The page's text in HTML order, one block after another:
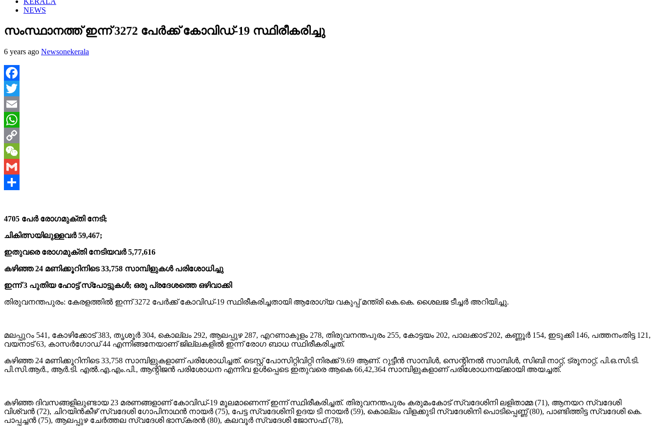
NEWS
സംസ്ഥാനത്ത് ഇന്ന് 3272 പേര്‍ക്ക് കോവിഡ്-19 സ്ഥിരീകരിച്ചു
6 years ago Newsonekerala
Facebook
Twitter
Email
WhatsApp
Copy
Link
WeChat
Gmail
4705 പേര്‍ രോഗമുക്തി നേടി;
ചികിത്സയിലുള്ളവര്‍ 59,467;
ഇതുവരെ രോഗമുക്തി നേടിയവര്‍ 5,77,616
കഴിഞ്ഞ 24 മണിക്കൂറിനിടെ 33,758 സാമ്പിളുകള്‍ പരിശോധിച്ചു
ഇന്ന് 3 പുതിയ ഹോട്ട് സ്‌പോട്ടുകള്‍; ഒരു പ്രദേശത്തെ ഒഴിവാക്കി
തിരുവനന്തപുരം: കേരളത്തില്‍ ഇന്ന് 3272 പേര്‍ക്ക് കോവിഡ്-19 സ്ഥിരീകരിച്ചതായി ആരോഗ്യ വകുപ്പ് മന്ത്രി കെ.കെ. ശൈലജ ടീച്ചര്‍ അറിയിച്ചു.
മലപ്പുറം 541, കോഴിക്കോട് 383, തൃശൂര്‍ 304, കൊല്ലം 292, ആലപ്പുഴ 287, എറണാകുളം 278, തിരുവനന്തപുരം 255, കോട്ടയം 202, പാലക്കാട് 202, കണ്ണൂര്‍ 154, ഇടുക്കി 146, പത്തനംതിട്ട 121,
വയനാട് 63, കാസര്‍ഗോഡ് 44 എന്നിങ്ങനേയാണ് ജില്ലകളില്‍ ഇന്ന് രോഗ ബാധ സ്ഥിരീകരിച്ചത്.
കഴിഞ്ഞ 24 മണിക്കൂറിനിടെ 33,758 സാമ്പിളുകളാണ് പരിശോധിച്ചത്. ടെസ്റ്റ് പോസിറ്റിവിറ്റി നിരക്ക് 9.69 ആണ്. റുട്ടീന്‍ സാമ്പിള്‍, സെന്റിനല്‍ സാമ്പിള്‍, സിബി നാറ്റ്, ട്രൂനാറ്റ്, പി.ഒ.സി.ടി.
പി.സി.ആര്‍., ആര്‍.ടി. എല്‍.എ.എം.പി., ആന്റിജന്‍ പരിശോധന എന്നിവ ഉള്‍പ്പെടെ ഇതുവരെ ആകെ 66,42,364 സാമ്പിളുകളാണ് പരിശോധനയ്ക്കായി അയച്ചത്.
കഴിഞ്ഞ ദിവസങ്ങളിലുണ്ടായ 23 മരണങ്ങളാണ് കോവിഡ്-19 മൂലമാണെന്ന് ഇന്ന് സ്ഥിരീകരിച്ചത്. തിരുവനന്തപുരം കരുമംകോട് സ്വദേശിനി ലളിതാമ്മ (71), ആനയറ സ്വദേശി
വിശ്വന്‍ (72), ചിറയിന്‍കീഴ് സ്വദേശി ഗോപിനാഥന്‍ നായര്‍ (75), പേട്ട സ്വദേശിനി ഉദയ ടി നായര്‍ (59), കൊല്ലം വിളക്കുടി സ്വദേശിനി പൊടിപ്പെണ്ണ് (80), പാണ്ടിത്തിട്ട സ്വദേശി കെ.
പാപ്പച്ചന്‍ (75), ആലപ്പുഴ ചേര്‍ത്തല സ്വദേശി ഭാസ്‌കരന്‍ (80), കലവൂര്‍ സ്വദേശി ജോസഫ് (78),